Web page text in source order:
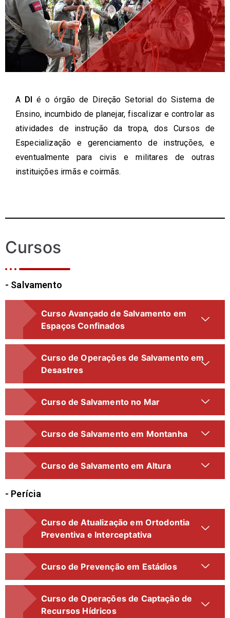
A DI é o órgão de Direção Setorial do Sistema de
Ensino, incumbido de planejar, fiscalizar e controlar as
atividades de instrução da tropa, dos Cursos de
Especialização e gerenciamento de instruções, e
eventualmente para civis e militares de outras
instituições irmãs e coirmãs.
Cursos
- Salvamento
Curso Avançado de Salvamento em
Espaços Confinados
Curso de Operações de Salvamento em
Desastres
Curso de Salvamento no Mar
Curso de Salvamento em Montanha
Curso de Salvamento em Altura
- Perícia
Curso de Atualização em Ortodontia
Preventiva e Interceptativa
Curso de Prevenção em Estádios
Curso de Operações de Captação de
Recursos Hídricos